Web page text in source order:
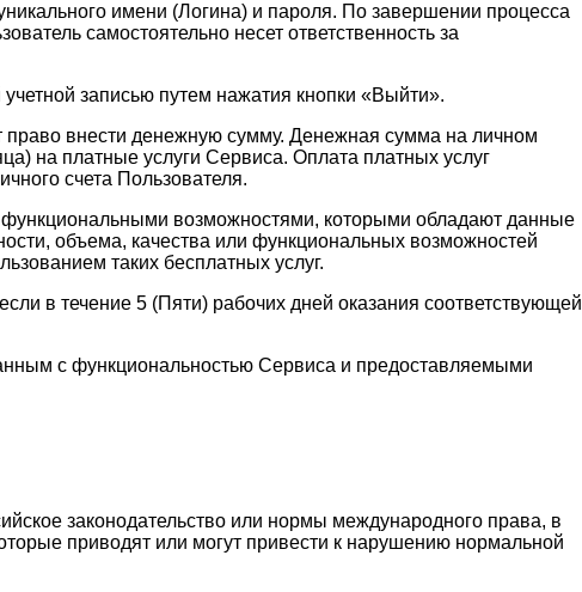
имени (Логина) и пароля. По завершении процесса
самостоятельно несет ответственность за
записью путем нажатия кнопки «Выйти».
право внести денежную сумму. Денежная сумма на личном
на платные услуги Сервиса. Оплата платных услуг
счета Пользователя.
функциональными возможностями, которыми обладают данные
объема, качества или функциональных возможностей
таких бесплатных услуг.
в течение 5 (Пяти) рабочих дней оказания соответствующей
с функциональностью Сервиса и предоставляемыми
законодательство или нормы международного права, в
приводят или могут привести к нарушению нормальной